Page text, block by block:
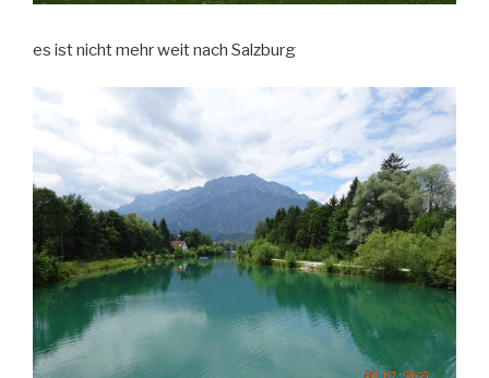
es ist nicht mehr weit nach Salzburg